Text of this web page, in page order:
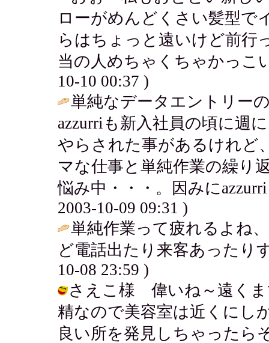
ローがめんどくさい髪型で
らはちょっと遠いけど前行
当の人めちゃくちゃかっこ
10-10 00:37 )
単純なデータエントリー
azzurriも新入社員の頃に週
やらされた事があるけれど
マな仕事と単純作業の繰り
悩み中・・・。因みに
2003-10-09 09:31 )
単純作業って疲れるよね
ど電話出たり来客あったり
10-08 23:59 )
さえこ様 偉いね～遠くま
精なので美容室は近くにし
良い所を発見しちゃったら